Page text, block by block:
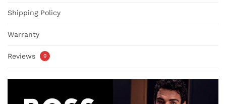
Shipping Policy
Warranty
Reviews 0